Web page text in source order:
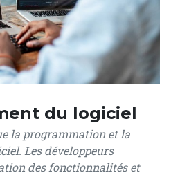
du logiciel
la programmation et la
Les développeurs
des fonctionnalités et